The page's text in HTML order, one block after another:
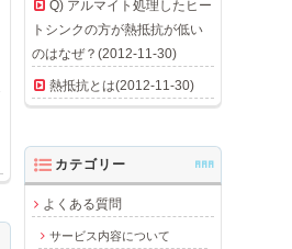
Q) アルマイト処理したヒー
トシンクの方が熱抵抗が低い
のはなぜ？(2012-11-30)
熱抵抗とは(2012-11-30)
カテゴリー AAA
よくある質問
サービス内容について